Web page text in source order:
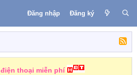
Đăng nhập Đăng ký
thoại miễn phí